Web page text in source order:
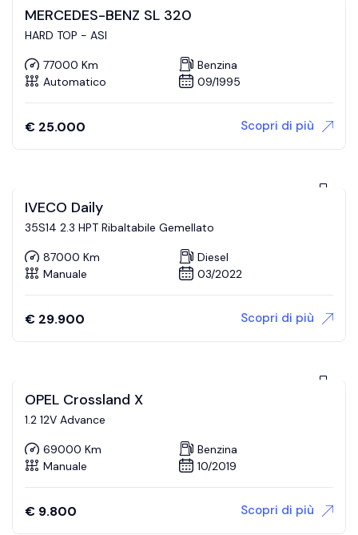
MERCEDES-BENZ SL 320
HARD TOP - ASI
77000 Km
Benzina
Automatico
09/1995
€ 25.000 Scopri di più
IVECO Daily
35S14 2.3 HPT Ribaltabile Gemellato
87000 Km
Diesel
Manuale
03/2022
€ 29.900 Scopri di più
OPEL Crossland X
1.2 12V Advance
69000 Km
Benzina
Manuale
10/2019
€ 9.800 Scopri di più